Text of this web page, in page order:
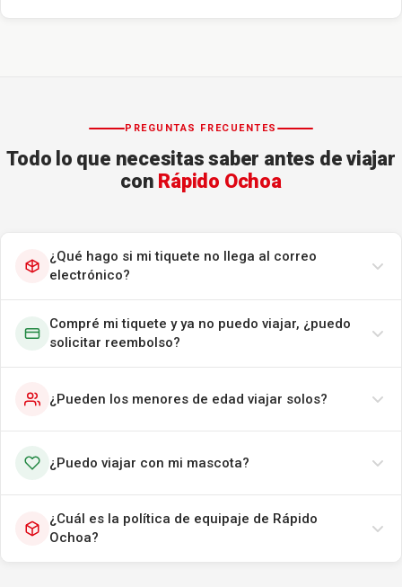
PREGUNTAS FRECUENTES
Todo lo que necesitas saber antes de viajar
con Rápido Ochoa
¿Qué hago si mi tiquete no llega al correo
electrónico?
Compré mi tiquete y ya no puedo viajar, ¿puedo
solicitar reembolso?
¿Pueden los menores de edad viajar solos?
¿Puedo viajar con mi mascota?
¿Cuál es la política de equipaje de Rápido
Ochoa?